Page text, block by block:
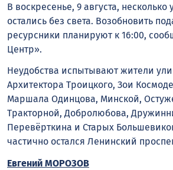
В воскресенье, 9 августа,
остались без света. Возобновить
ресурсники планируют к 16:00,
Центр».
Неудобства испытывают жители
Архитектора Троицкого, Зои
Маршала Одинцова, Минской,
Тракторной, Добролюбова,
Перевёрткина и Старых
частично остался Ленинский
Евгений МОРОЗОВ